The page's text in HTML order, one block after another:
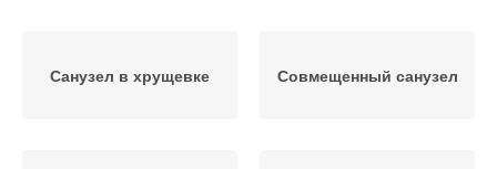
Санузел в хрущевке Совмещенный санузел